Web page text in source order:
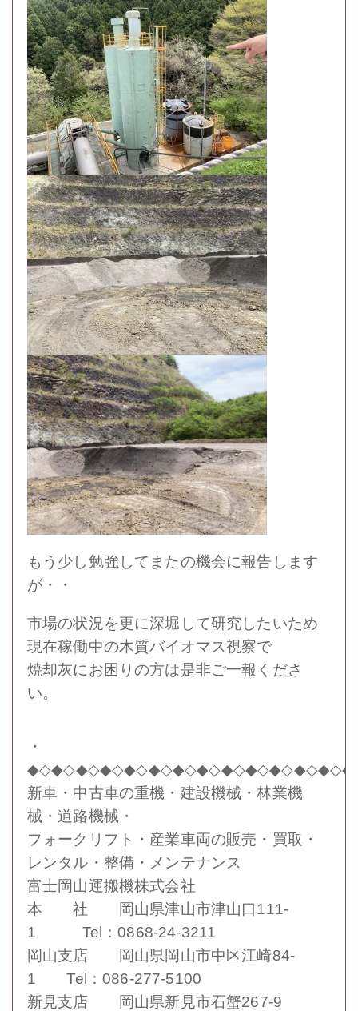
もう少し勉強してまたの機会に報告します
が・・
市場の状況を更に深堀して研究したいため
現在稼働中の木質バイオマス視察で
焼却灰にお困りの方は是非ご一報くださ
い。
・
新車・中古車の重機・建設機械・林業機
械・道路機械・
フォークリフト・産業車両の販売・買取・
レンタル・整備・メンテナンス
富士岡山運搬機株式会社
本 社 岡山県津山市津山口111-
1 Tel：0868-24-3211
岡山支店 岡山県岡山市中区江崎84-
1 Tel：086-277-5100
新見支店 岡山県新見市石蟹267-9